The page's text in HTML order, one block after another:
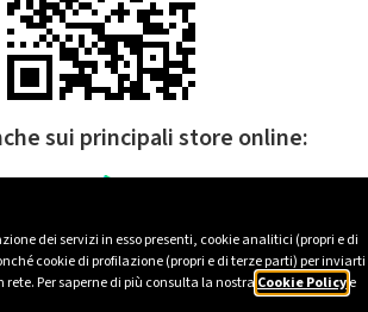
dei servizi in esso presenti, cookie analitici (propri e di
cookie di profilazione (propri e di terze parti) per inviarti
Per saperne di più consulta la nostra Cookie Policye
sui principali store online: